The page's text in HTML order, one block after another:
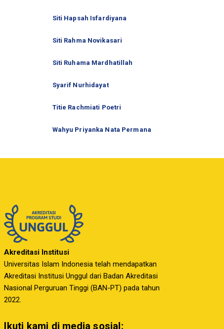
Siti Hapsah Isfardiyana
Siti Rahma Novikasari
Siti Ruhama Mardhatillah
Syarif Nurhidayat
Titie Rachmiati Poetri
Wahyu Priyanka Nata Permana
Akreditasi Institusi
Universitas Islam Indonesia telah mendapatkan
Akreditasi Institusi Unggul dari Badan Akreditasi
Nasional Perguruan Tinggi (BAN-PT) pada tahun
2022.
Ikuti kami di media sosial: